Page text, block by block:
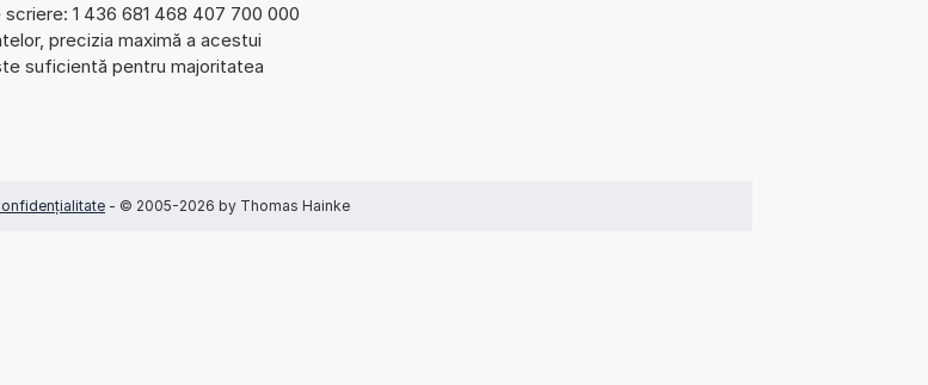
1 436 681 468 407 700 000
precizia maximă a acestui
suficientă pentru majoritatea
- © 2005-2026 by Thomas Hainke